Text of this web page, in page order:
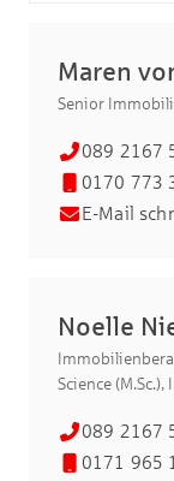
Maren
Senior
089 2167
0170 773
E-Mail
Noelle
Science
089 2167
0171 965